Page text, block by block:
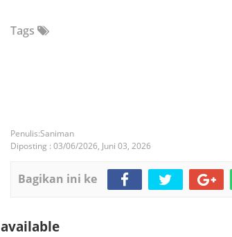
Tags
Saniman
Diposting : 03/06/2026, Juni 03, 2026
Bagikan ini ke